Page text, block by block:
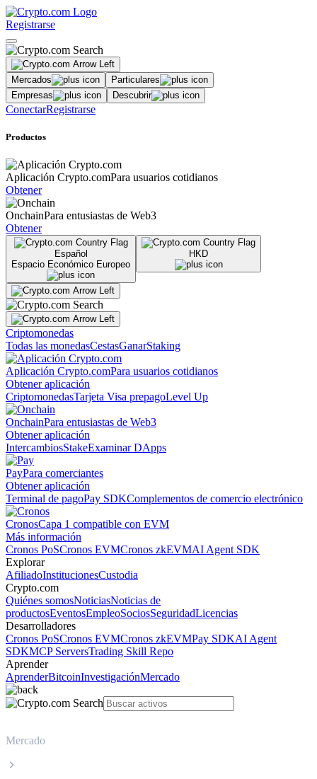
Registrarse
Mercados
Particulares
Empresas
Descubrir
ConectarRegistrarse
Productos
Aplicación Crypto.comPara usuarios cotidianos
Obtener
OnchainPara entusiastas de Web3
Obtener
Español
Espacio Económico Europeo
HKD
Criptomonedas
Todas las monedasCestasGanarStaking
Aplicación Crypto.comPara usuarios cotidianos
Obtener aplicación
CriptomonedasTarjeta Visa prepagoLevel Up
OnchainPara entusiastas de Web3
Obtener aplicación
IntercambiosStakeExaminar DApps
PayPara comerciantes
Obtener aplicación
Terminal de pagoPay SDKComplementos de comercio electrónico
CronosCapa 1 compatible con EVM
Más información
Cronos PoSCronos EVMCronos zkEVMAI Agent SDK
Explorar
AfiliadoInstitucionesCustodia
Crypto.com
Quiénes somosNoticiasNoticias de
productosEventosEmpleoSociosSeguridadLicencias
Desarrolladores
Cronos PoSCronos EVMCronos zkEVMPay SDKAI Agent
SDKMCP ServersTrading Skill Repo
Aprender
AprenderBitcoinInvestigaciónMercado
Mercado